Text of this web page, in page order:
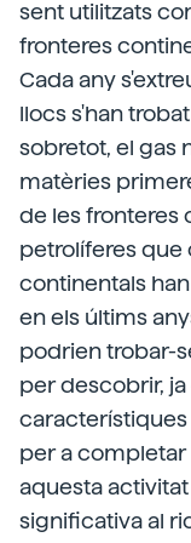
sent utilitzats
fronteres
Cada any
llocs s'han
sobretot, el gas
matèries
de les fronteres
petrolíferes que
continentals
en els últims
podrien trobar-
per descobrir,
per a completar
aquesta
significativa al